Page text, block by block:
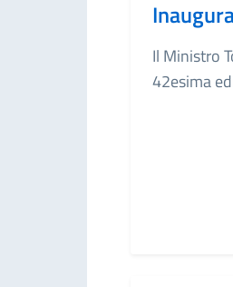
Il Ministro
42esima